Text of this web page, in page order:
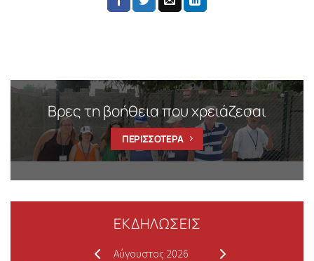
Βρες τη βοήθεια που χρειάζεσαι
ΠΕΡΙΣΣΟΤΕΡΑ
ΕΚΔΗΛΩΣΕΙΣ
Αύγουστος 2026